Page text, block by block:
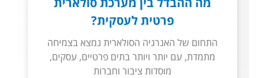
פרטית לעסקית?
התחום של האנרגיה הסולארית נמצא בצמיחה
מתמדת, עם יותר ויותר בתים פרטיים, עסקים,
מוסדות ציבור וחברות